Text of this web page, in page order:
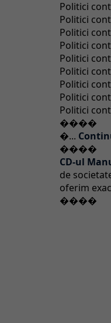
Politici
Politici
Politici
Politici
Politici
Politici
Politici
Politici
Politici
����
�...
����
CD-ul
de
oferim
����